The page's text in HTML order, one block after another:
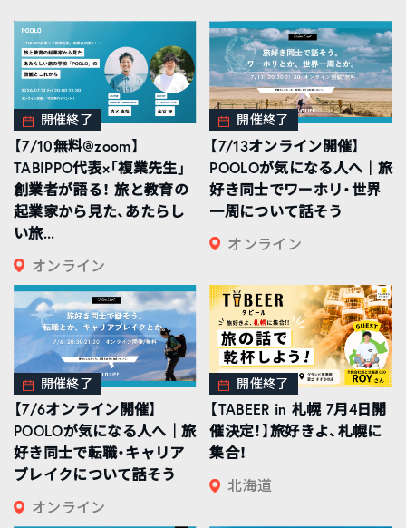
開催終了
【7/10無料@zoom】
TABIPPO代表×「複業先生」
創業者が語る！ 旅と教育の
起業家から見た、あたらし
い旅...
オンライン
開催終了
【7/13オンライン開催】
POOLOが気になる人へ｜旅
好き同士でワーホリ・世界
一周について話そう
オンライン
開催終了
【7/6オンライン開催】
POOLOが気になる人へ｜旅
好き同士で転職・キャリア
ブレイクについて話そう
オンライン
開催終了
【TABEER in 札幌 7月4日開
催決定！】旅好きよ、札幌に
集合！
北海道